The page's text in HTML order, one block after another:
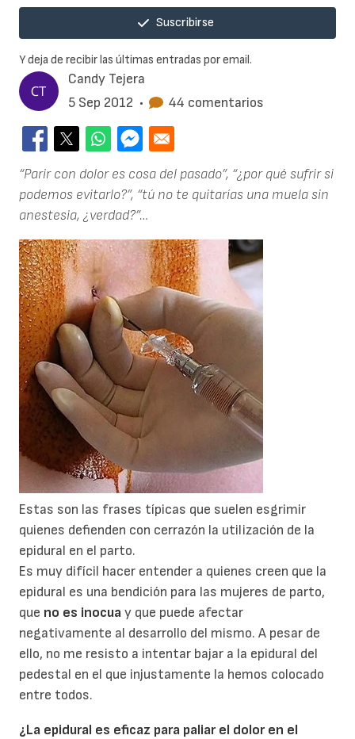
Candy Tejera
5 Sep 2012 • 44 comentarios
“Parir con dolor es cosa del pasado”, “¿por qué sufrir si
podemos evitarlo?”, “tú no te quitarías una muela sin
anestesia, ¿verdad?”…
Estas son las frases típicas que suelen esgrimir
quienes defienden con cerrazón la utilización de la
epidural en el parto.
Es muy difícil hacer entender a quienes creen que la
epidural es una bendición para las mujeres de parto,
que no es inocua y que puede afectar
negativamente al desarrollo del mismo. A pesar de
ello, no me resisto a intentar bajar a la epidural del
pedestal en el que injustamente la hemos colocado
entre todos.
¿La epidural es eficaz para paliar el dolor en el
Suscribirse
Y deja de recibir las últimas entradas por email.